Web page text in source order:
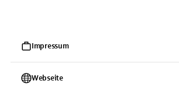
Impressum
Webseite